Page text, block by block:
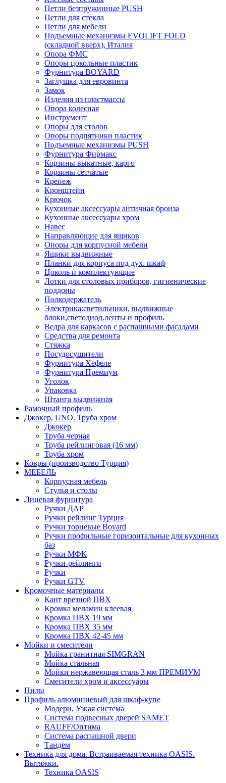
Петли безпружинные PUSH
Петли для стекла
Петли для мебели
Подъемные механизмы EVOLIFT FOLD
(складной вверх), Италия
Опора ФМС
Опоры цокольные пластик
Фурнитура BOYARD
Заглушка для евровинта
Замок
Изделия из пластмассы
Опора колесная
Инструмент
Опоры для столов
Опоры подпятники пластик
Подъемные механизмы PUSH
Фурнитура Фирмакс
Корзины выкатные, карго
Корзины сетчатые
Крепеж
Кронштейн
Крючок
Кухонные аксессуары античная бронза
Кухонные аксессуары хром
Навес
Направляющие для ящиков
Опоры для корпусной мебели
Ящики выдвижные
Планки для корпуса под дух. шкаф
Цоколь и комплектующие
Лотки для столовых приборов, гигиенические
поддоны
Полкодержатель
Электрика:светильники, выдвижные
блоки,светодиод.ленты и профиль
Ведра для каркасов с распашными фасадами
Средства для ремонта
Стяжка
Посудосушители
Фурнитура Хефеле
Фурнитура Премиум
Уголок
Упаковка
Штанга выдвижная
Рамочный профиль
Джокер, UNO. Труба хром
Джокер
Труба черная
Труба рейлинговая (16 мм)
Труба хром
Ковры (производство Турция)
МЕБЕЛЬ
Корпусная мебель
Стулья и столы
Лицевая фурнитура
Ручки ДАР
Ручки рейлинг Турция
Ручки торцевые Boyard
Ручки профильные горизонтальные для кухонных
баз
Ручки МФК
Ручки-рейлинги
Ручки
Ручки GTV
Кромочные материалы
Кант врезной ПВХ
Кромка меламин клеевая
Кромка ПВХ 19 мм
Кромка ПВХ 35 мм
Кромка ПВХ 42-45 мм
Мойки и смесители
Мойка гранитная SIMGRAN
Мойка стальная
Мойки нержавеющая сталь 3 мм ПРЕМИУМ
Смесители хром и аксессуары
Пилы
Профиль алюминиевый для шкаф-купе
Модерн, Узкая система
Система подвесных дверей SAMET
RAUFF/Оптима
Система распашной двери
Тандем
Техника для дома. Встраиваемая техника OASIS.
Вытяжки.
Техника OASIS